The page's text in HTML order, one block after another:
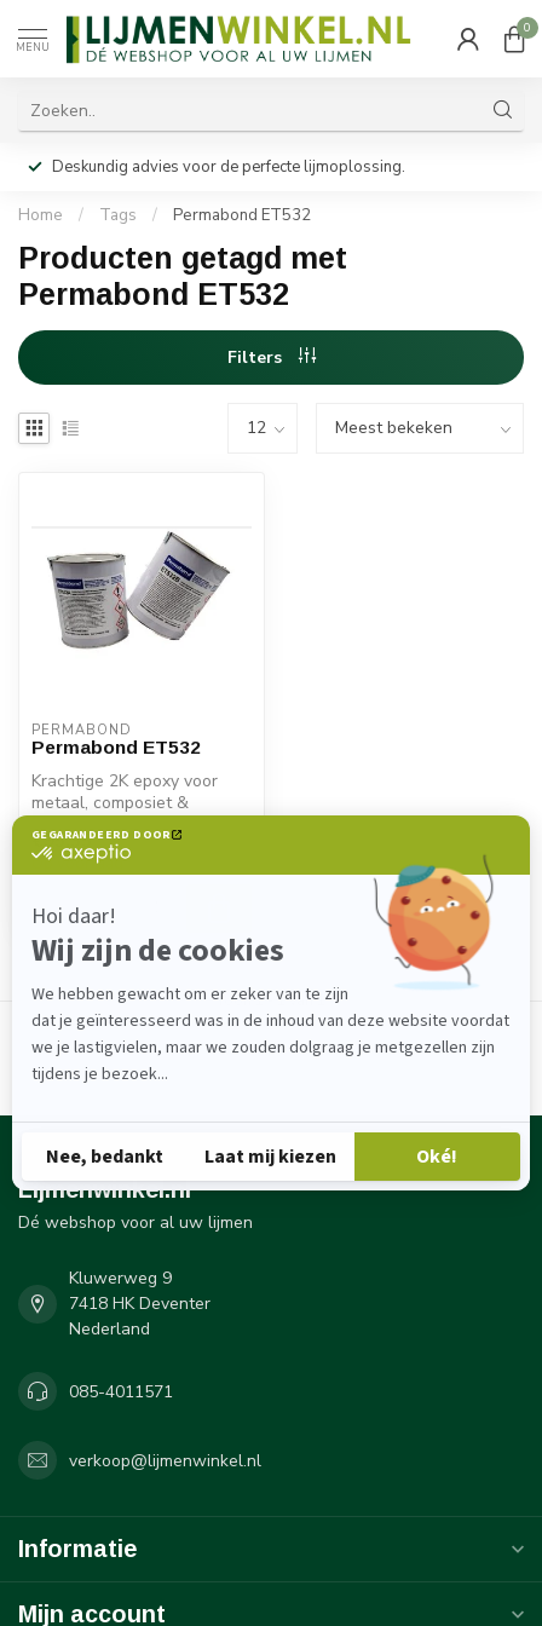
MENU
0
Deskundig advies voor de perfecte lijmoplossing.
Home / Tags / Permabond ET532
Producten getagd met
Permabond ET532
Filters
PERMABOND
Permabond ET532
Krachtige 2K epoxy voor
metaal, composiet &
kunststof. Permabond
ET532 biedt sne...
€95,35
Op voorraad
Toon1- 1van 1
Lijmenwinkel.nl
Dé webshop voor al uw lijmen
Kluwerweg 9
7418 HK Deventer
Nederland
085-4011571
verkoop@lijmenwinkel.nl
Informatie
Mijn account